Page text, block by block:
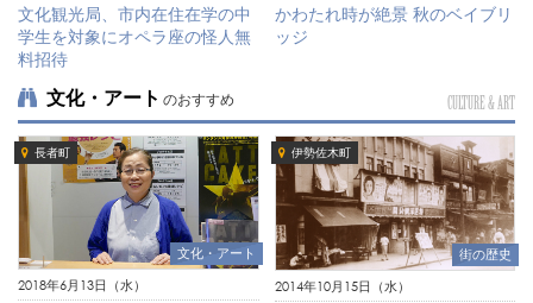
文化観光局、市内在住在学の中
学生を対象にオペラ座の怪人無
料招待
かわたれ時が絶景 秋のベイブリ
ッジ
文化・アート のおすすめ CULTURE & ART
長者町
文化・アート
2018年6月13日（水）
伊勢佐木町
街の歴史
2014年10月15日（水）